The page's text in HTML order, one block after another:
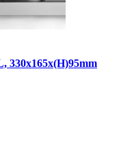
330x165x(H)95mm